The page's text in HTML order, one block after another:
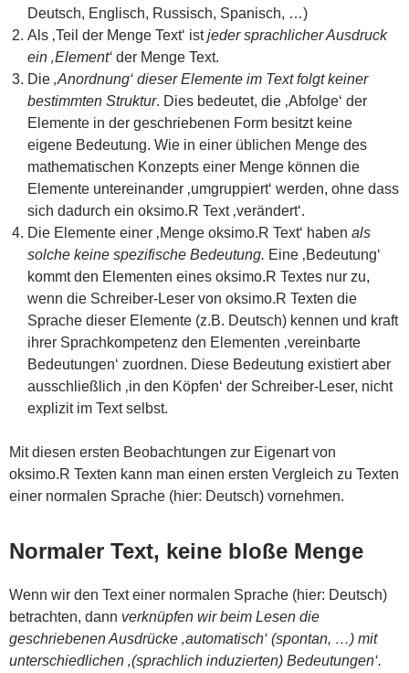
Deutsch, Englisch, Russisch, Spanisch, …)
Als ‚Teil der Menge Text‘ istjeder sprachlicher Ausdruck
ein ‚Element‘ der Menge Text.
Die ‚Anordnung‘ dieser Elemente im Text folgt keiner
bestimmten Struktur. Dies bedeutet, die ‚Abfolge‘ der
Elemente in der geschriebenen Form besitzt keine
eigene Bedeutung. Wie in einer üblichen Menge des
mathematischen Konzepts einer Menge können die
Elemente untereinander ‚umgruppiert‘ werden, ohne dass
sich dadurch ein oksimo.R Text ‚verändert‘.
Die Elemente einer ‚Menge oksimo.R Text‘ haben als
solche keine spezifische Bedeutung. Eine ‚Bedeutung‘
kommt den Elementen eines oksimo.R Textes nur zu,
wenn die Schreiber-Leser von oksimo.R Texten die
Sprache dieser Elemente (z.B. Deutsch) kennen und kraft
ihrer Sprachkompetenz den Elementen ‚vereinbarte
Bedeutungen‘ zuordnen. Diese Bedeutung existiert aber
ausschließlich ‚in den Köpfen‘ der Schreiber-Leser, nicht
explizit im Text selbst.
Mit diesen ersten Beobachtungen zur Eigenart von
oksimo.R Texten kann man einen ersten Vergleich zu Texten
einer normalen Sprache (hier: Deutsch) vornehmen.
Normaler Text, keine bloße Menge
Wenn wir den Text einer normalen Sprache (hier: Deutsch)
betrachten, dann verknüpfen wir beim Lesen die
geschriebenen Ausdrücke ‚automatisch‘ (spontan, …) mit
unterschiedlichen ‚(sprachlich induzierten) Bedeutungen‘.